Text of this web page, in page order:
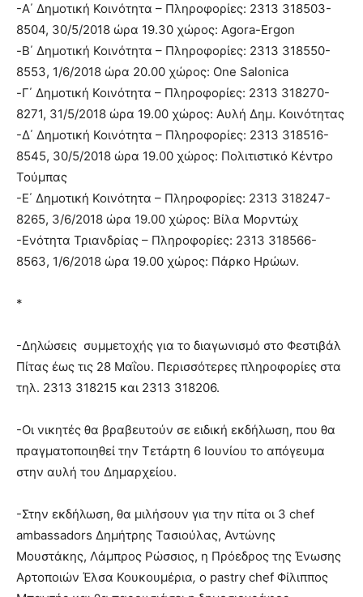
-Α΄ Δημοτική Κοινότητα – Πληροφορίες: 2313 318503-
8504, 30/5/2018 ώρα 19.30 χώρος: Agora-Ergon
-Β΄ Δημοτική Κοινότητα – Πληροφορίες: 2313 318550-
8553, 1/6/2018 ώρα 20.00 χώρος: One Salonica
-Γ΄ Δημοτική Κοινότητα – Πληροφορίες: 2313 318270-
8271, 31/5/2018 ώρα 19.00 χώρος: Αυλή Δημ. Κοινότητας
-Δ΄ Δημοτική Κοινότητα – Πληροφορίες: 2313 318516-
8545, 30/5/2018 ώρα 19.00 χώρος: Πολιτιστικό Κέντρο
Τούμπας
-Ε΄ Δημοτική Κοινότητα – Πληροφορίες: 2313 318247-
8265, 3/6/2018 ώρα 19.00 χώρος: Βίλα Μορντώχ
-Ενότητα Τριανδρίας – Πληροφορίες: 2313 318566-
8563, 1/6/2018 ώρα 19.00 χώρος: Πάρκο Ηρώων.
*
-Δηλώσεις συμμετοχής για το διαγωνισμό στο Φεστιβάλ
Πίτας έως τις 28 Μαΐου. Περισσότερες πληροφορίες στα
τηλ. 2313 318215 και 2313 318206.
-Οι νικητές θα βραβευτούν σε ειδική εκδήλωση, που θα
πραγματοποιηθεί την Τετάρτη 6 Ιουνίου το απόγευμα
στην αυλή του Δημαρχείου.
-Στην εκδήλωση, θα μιλήσουν για την πίτα οι 3 chef
ambassadors Δημήτρης Τασιούλας, Αντώνης
Μουστάκης, Λάμπρος Ρώσσιος, η Πρόεδρος της Ένωσης
Αρτοποιών Έλσα Κουκουμέρια, ο pastry chef Φίλιππος